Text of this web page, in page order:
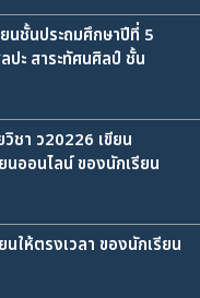
นชั้นประถมศึกษาปีที่ 5
ปะ สาระทัศนศิลป์ ชั้น
ชา ว20226 เขียน
นออนไลน์ ของนักเรียน
ให้ตรงเวลา ของนักเรียน